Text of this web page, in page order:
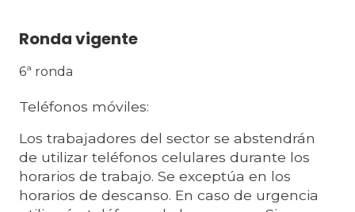
Ronda vigente
6ª ronda
Teléfonos móviles:
Los trabajadores del sector se abstendrán
de utilizar teléfonos celulares durante los
horarios de trabajo. Se exceptúa en los
horarios de descanso. En caso de urgencia